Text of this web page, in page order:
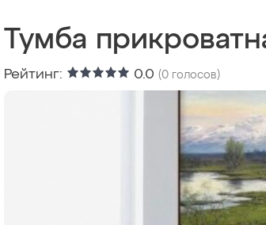
Тумба
Рейтинг: 0.0 (0 голосов)